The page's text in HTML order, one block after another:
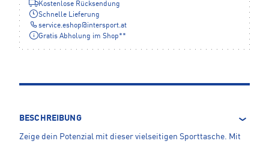
Kostenlose Rücksendung
Schnelle Lieferung
service.eshop@intersport.at
Gratis Abholung im Shop**
BESCHREIBUNG
Zeige dein Potenzial mit dieser vielseitigen Sporttasche. Mit